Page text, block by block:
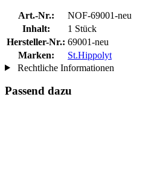
Art.-Nr.:
NOF-69001-neu
Inhalt:
1 Stück
Hersteller-Nr.: 69001-neu
Marken:
St.Hippolyt
Rechtliche Informationen
Passend dazu